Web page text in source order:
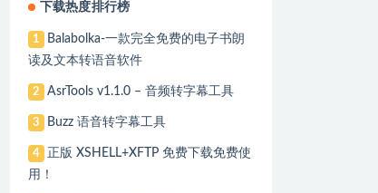
下载热度排行榜
1
Balabolka-一款完全免费的电子书朗
读及文本转语音软件
2 AsrTools v1.1.0 – 音频转字幕工具
3 Buzz 语音转字幕工具
4
正版 XSHELL+XFTP 免费下载免费使
用！